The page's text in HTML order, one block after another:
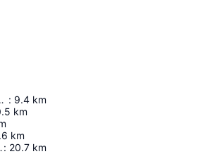
SS Tanais. : 9.4 km
km
km
: 20.7 km